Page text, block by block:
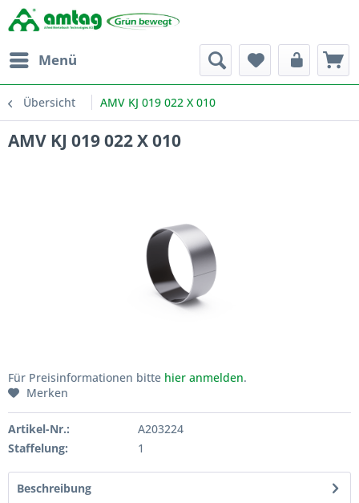
Menü
Übersicht AMV KJ 019 022 X 010
AMV KJ 019 022 X 010
Für Preisinformationen bitte hier anmelden.
Merken
Artikel-Nr.:
A203224
Staffelung:
1
Beschreibung